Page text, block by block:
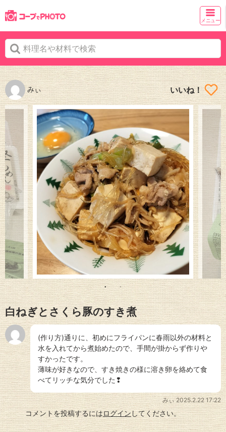
メニュー
みぃ いいね！
白ねぎとさくら豚のすき煮
(作り方)通りに、初めにフライパンに春雨以外の材料と
水を入れてから煮始めたので、手間が掛からず作りや
すかったです。
薄味が好きなので、すき焼きの様に溶き卵を絡めて食
べてリッチな気分でした❢
みぃ2025.2.22 17:22
コメントを投稿するにはログインしてください。